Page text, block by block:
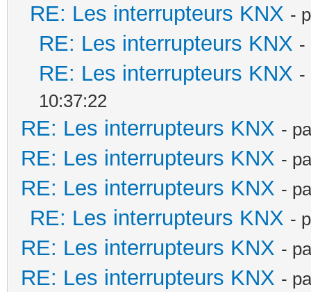
RE: Les interrupteurs KNX -
RE: Les interrupteurs KNX -
RE: Les interrupteurs KNX -
10:37:22
RE: Les interrupteurs KNX -
RE: Les interrupteurs KNX -
RE: Les interrupteurs KNX -
RE: Les interrupteurs KNX -
RE: Les interrupteurs KNX -
RE: Les interrupteurs KNX -